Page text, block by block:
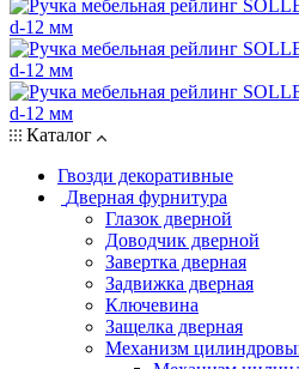
Каталог
Гвозди декоративные
Дверная фурнитура
Глазок дверной
Доводчик дверной
Завертка дверная
Задвижка дверная
Ключевина
Защелка дверная
Механизм